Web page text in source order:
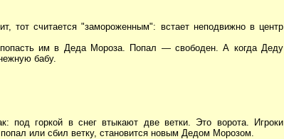
тот считается "замороженным": встает неподвижно в центр
им в Деда Мороза. Попал — свободен. А когда Деду
бабу.
под горкой в снег втыкают две ветки. Это ворота. Игроки
или сбил ветку, становится новым Дедом Морозом.